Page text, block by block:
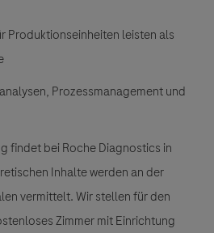
Produktionseinheiten leisten als
Prozessmanagement und
findet bei Roche Diagnostics in
Inhalte werden an der
vermittelt. Wir stellen für den
Zimmer mit Einrichtung